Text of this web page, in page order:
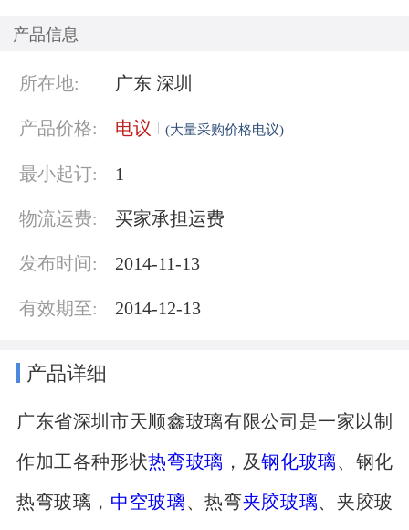
产品信息
所在地: 广东 深圳
产品价格: 电议 (大量采购价格电议)
最小起订: 1
物流运费: 买家承担运费
发布时间: 2014-11-13
有效期至: 2014-12-13
产品详细
广东省深圳市天顺鑫玻璃有限公司是一家以制
作加工各种形状热弯玻璃 ，及钢化玻璃 、钢化
热弯玻璃， 中空玻璃 、热弯夹胶玻璃 、夹胶玻